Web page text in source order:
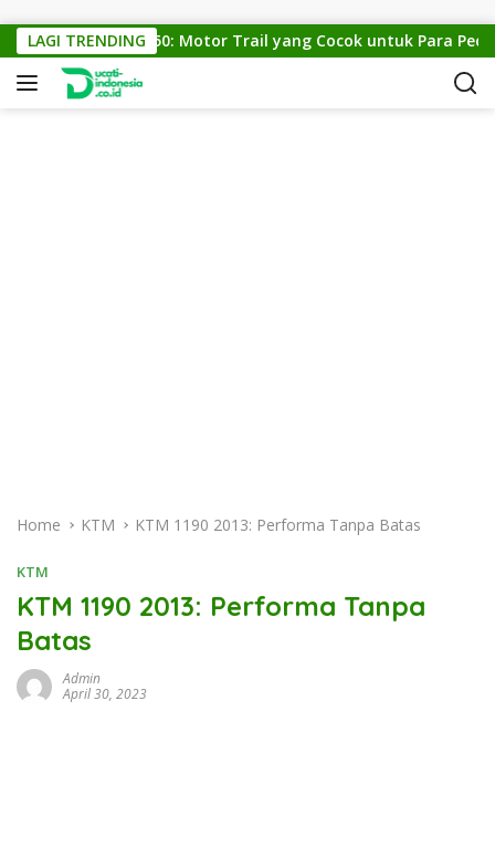
LAGI TRENDING
KTM Cross 150: Motor Trail yang Cocok untuk Para Pecinta
Home KTM KTM 1190 2013: Performa Tanpa Batas
KTM
KTM 1190 2013: Performa Tanpa
Batas
Admin
April 30, 2023